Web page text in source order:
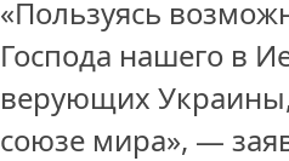
«Пользуясь
Господа нашего в
верующих
союзе мира», —